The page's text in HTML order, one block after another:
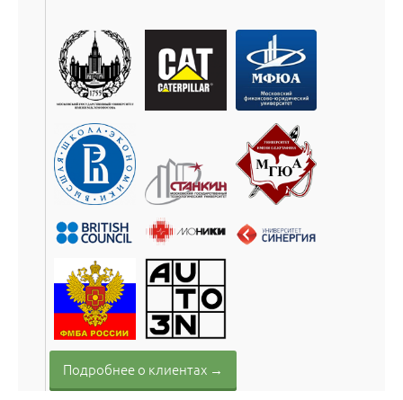
Подробнее о клиентах →